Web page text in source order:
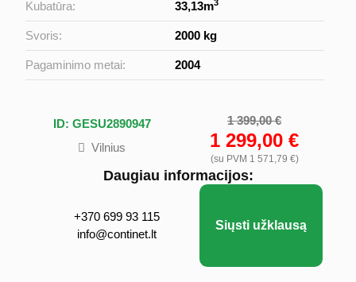
Kubatūra: 33,13m3
Svoris: 2000 kg
Pagaminimo metai: 2004
ID: GESU2890947
Vilnius
1 399,00 €
1 299,00 €
(su PVM 1 571,79 €)
Daugiau informacijos:
+370 699 93 115
info@continet.lt
Siųsti užklausą